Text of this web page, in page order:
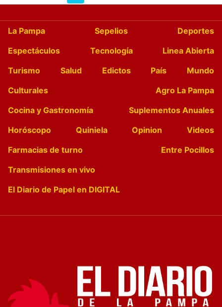
La Pampa Sepelios
Deportes
Espectáculos
Tecnología
Linea Abierta
Turismo
Salud Edictos País
Mundo
Culturales
Agro La Pampa
Cocina y Gastronomía
Suplementos Anuales
Horóscopo
Quiniela Opinion
Videos
Farmacias de turno
Entre Pocillos
Transmisiones en vivo
El Diario de Papel en DIGITAL